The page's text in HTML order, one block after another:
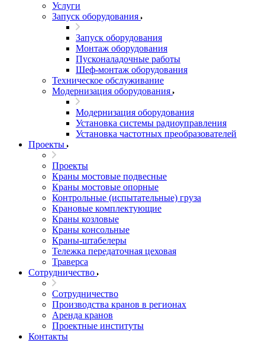
Услуги
Запуск оборудования
Запуск оборудования
Монтаж оборудования
Пусконаладочные работы
Шеф-монтаж оборудования
Техническое обслуживание
Модернизация оборудования
Модернизация оборудования
Установка системы радиоуправления
Установка частотных преобразователей
Проекты
Проекты
Краны мостовые подвесные
Краны мостовые опорные
Контрольные (испытательные) груза
Крановые комплектующие
Краны козловые
Краны консольные
Краны-штабелеры
Тележка передаточная цеховая
Траверса
Сотрудничество
Сотрудничество
Производства кранов в регионах
Аренда кранов
Проектные институты
Контакты